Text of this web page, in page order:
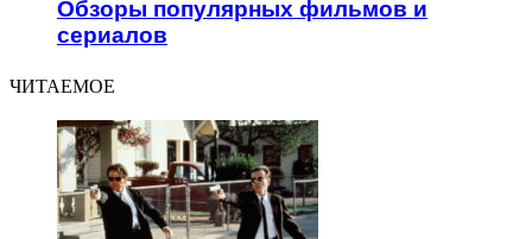
Обзоры популярных фильмов и
сериалов
ЧИТАЕМОЕ